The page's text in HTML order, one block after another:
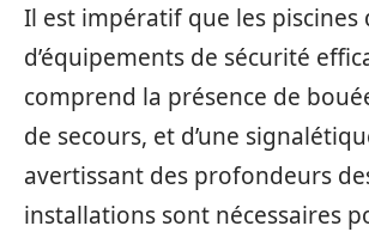
Il est impératif que les piscines
d’équipements de sécurité
comprend la présence de
de secours, et d’une
avertissant des profondeurs
installations sont nécessaires